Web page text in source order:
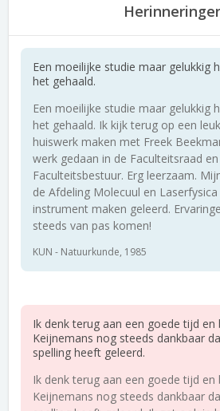
Een moeilijke studie maar gelukkig
het gehaald.
Een moeilijke studie maar gelukkig
het gehaald. Ik kijk terug op een
huiswerk maken met Freek
werk gedaan in de Faculteitsraad
Faculteitsbestuur. Erg leerzaam.
de Afdeling Molecuul en
instrument maken geleerd.
steeds van pas komen!
KUN - Natuurkunde, 1985
Ik denk terug aan een goede tijd en
Keijnemans nog steeds dankbaar
spelling heeft geleerd.
Ik denk terug aan een goede tijd en
Keijnemans nog steeds dankbaar